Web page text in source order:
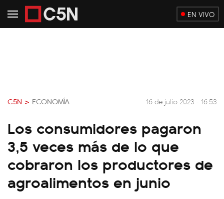
EN VIVO
C5N > ECONOMÍA 16 de julio 2023 - 16:53
Los consumidores pagaron
3,5 veces más de lo que
cobraron los productores de
agroalimentos en junio